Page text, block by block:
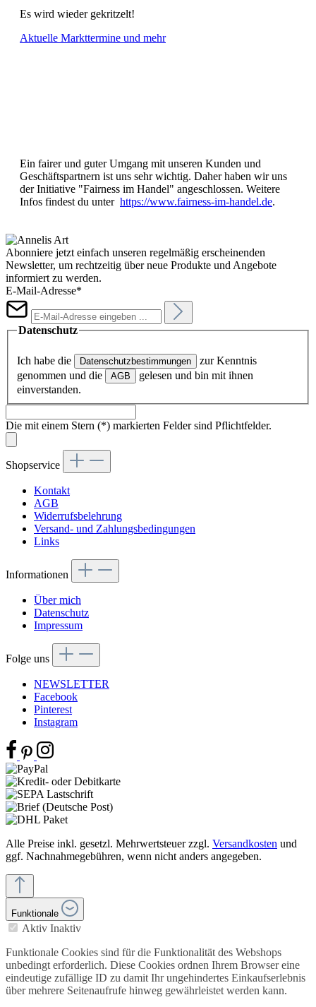
Es wird wieder gekritzelt!
Aktuelle Markttermine und mehr
Ein fairer und guter Umgang mit unseren Kunden und
Geschäftspartnern ist uns sehr wichtig. Daher haben wir uns
der Initiative "Fairness im Handel" angeschlossen. Weitere
Infos findest du unter https://www.fairness-im-handel.de.
Abonniere jetzt einfach unseren regelmäßig erscheinenden
Newsletter, um rechtzeitig über neue Produkte und Angebote
informiert zu werden.
E-Mail-Adresse*
Datenschutz
Ich habe die Datenschutzbestimmungen
zur Kenntnis
genommen und die
AGB
gelesen und bin mit ihnen
einverstanden.
Die mit einem Stern (*) markierten Felder sind Pflichtfelder.
Shopservice
Kontakt
AGB
Widerrufsbelehrung
Versand- und Zahlungsbedingungen
Links
Informationen
Über mich
Datenschutz
Impressum
Folge uns
NEWSLETTER
Facebook
Pinterest
Instagram
Alle Preise inkl. gesetzl. Mehrwertsteuer zzgl. Versandkosten und
ggf. Nachnahmegebühren, wenn nicht anders angegeben.
Funktionale
Aktiv Inaktiv
Funktionale Cookies sind für die Funktionalität des Webshops
unbedingt erforderlich. Diese Cookies ordnen Ihrem Browser eine
eindeutige zufällige ID zu damit Ihr ungehindertes Einkaufserlebnis
über mehrere Seitenaufrufe hinweg gewährleistet werden kann.